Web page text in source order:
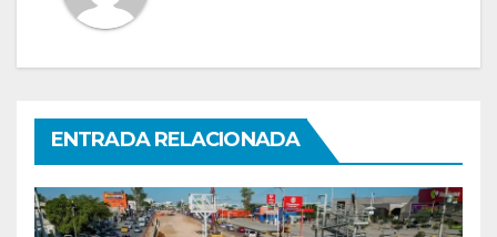
ENTRADA RELACIONADA